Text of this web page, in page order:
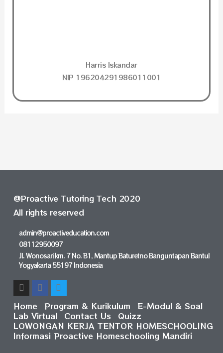
Harris Iskandar
NIP 196204291986011001
Home Program & Kurikulum
E-Modul & Soal
Lab Virtual
Contact Us
Quizz
LOWONGAN KERJA TENTOR HOMESCHOOLING
Informasi Proactive Homeschooling Mandiri
admin@proactiveducation.com
08112950097
Jl. Wonosari km. 7 No. B1, Mantup Baturetno Banguntapan Bantul
Yogyakarta 55197 Indonesia
@Proactive Tutoring Tech 2020
All rights reserved